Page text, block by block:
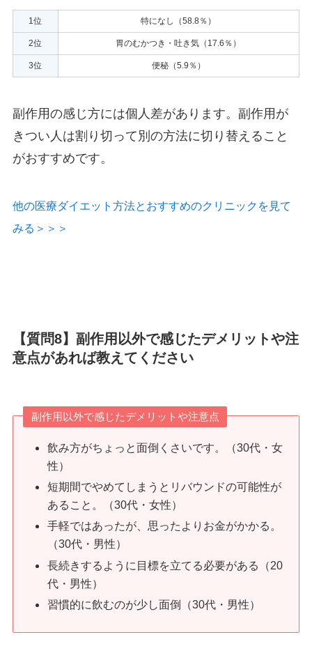
1位 特になし（58.8％）
2位 胃のむかつき・吐き気（17.6％）
3位 便秘（5.9％）
副作用の感じ方には個人差があります。副作用が
きつい人は割り切って別の方法に切り替えること
がおすすめです。
他の医療ダイエット方法とおすすめのクリニックを見て
みる＞＞＞
【質問8】副作用以外で感じたデメリットや注
意点があれば教えてください
副作用以外で感じたデメリットや注意点
飲み方がちょっと面倒くさいです。（30代・女
性）
短期間でやめてしまうとリバウンドの可能性が
あること。（30代・女性）
手軽ではあったが、思ったよりお金がかかる。
（30代・男性）
長続きするように目標を立てる必要がある（20
代・男性）
習慣的に飲むのが少し面倒（30代・男性）